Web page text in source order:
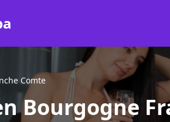
Comte
Bourgogne